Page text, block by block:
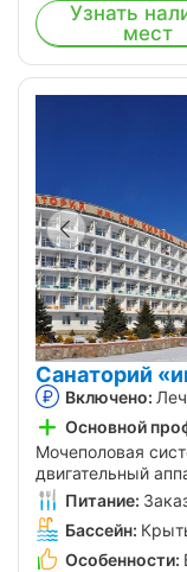
Узнать
мест
Санаторий
Включено:
Основной
Мочеполовая
двигательный
Питание:
Бассейн:
Особенности: